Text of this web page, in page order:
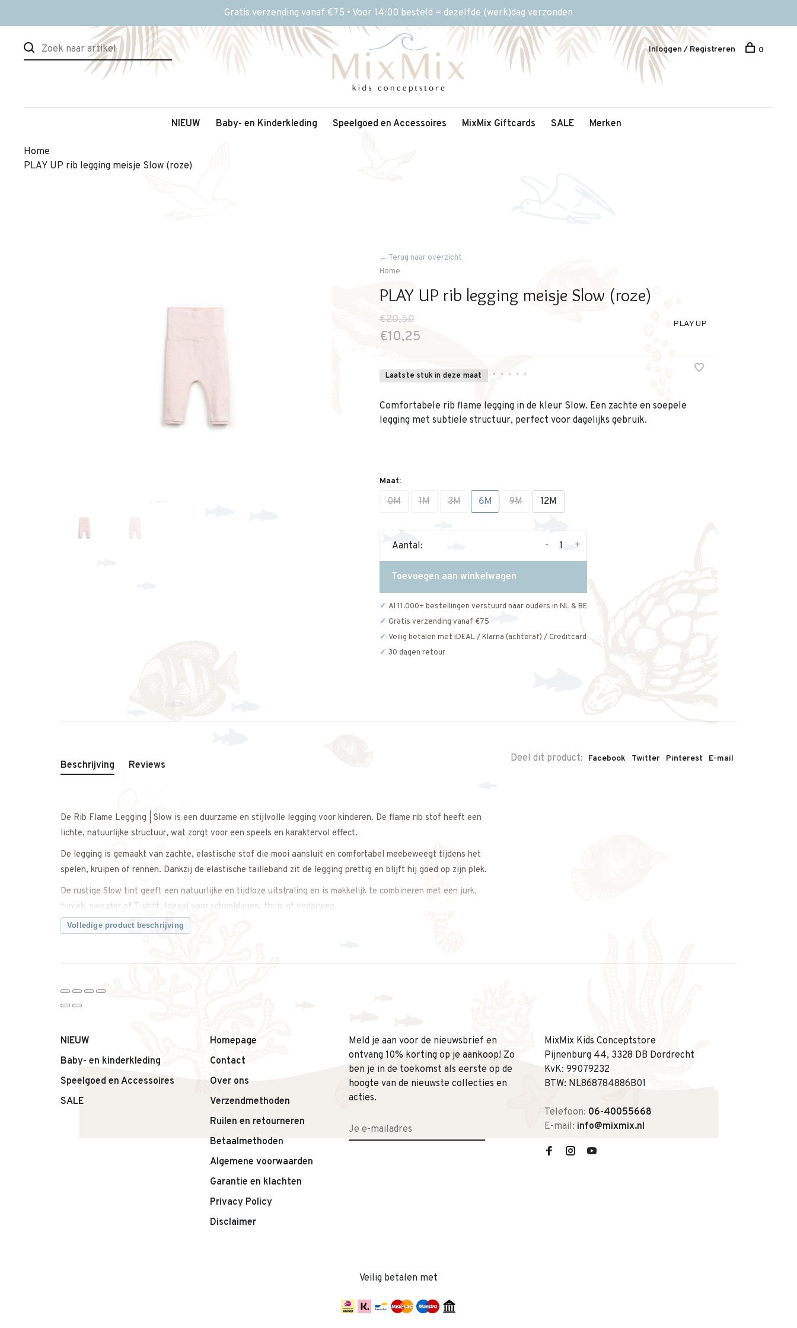
Gratis verzending vanaf €75 • Voor 14:00 besteld = dezelfde (werk)dag verzonden
NIEUW Baby- en Kinderkleding Speelgoed en Accessoires MixMix Giftcards SALE Merken
Inloggen / Registreren 0
Home
PLAY UP rib legging meisje Slow (roze)
← Terug naar overzicht
Home
PLAY UP rib legging meisje Slow (roze)
€20,50
€10,25
PLAY UP
Laatste stuk in deze maat • • • • •
Comfortabele rib flame legging in de kleur Slow. Een zachte en soepele
legging met subtiele structuur, perfect voor dagelijks gebruik.
Maat:
0M 1M 3M 6M 9M 12M
Aantal: +
-
Toevoegen aan winkelwagen
Al 11.000+ bestellingen verstuurd naar ouders in NL & BE
Gratis verzending vanaf €75
Veilig betalen met iDEAL / Klarna (achteraf) / Creditcard
30 dagen retour
Deel dit product: Facebook Twitter Pinterest E-mail
Beschrijving Reviews
De Rib Flame Legging | Slow is een duurzame en stijlvolle legging voor kinderen. De flame rib stof heeft een
lichte, natuurlijke structuur, wat zorgt voor een speels en karaktervol effect.
De legging is gemaakt van zachte, elastische stof die mooi aansluit en comfortabel meebeweegt tijdens het
spelen, kruipen of rennen. Dankzij de elastische tailleband zit de legging prettig en blijft hij goed op zijn plek.
De rustige Slow tint geeft een natuurlijke en tijdloze uitstraling en is makkelijk te combineren met een jurk,
tuniek, sweater of T-shirt. Ideaal voor schooldagen, thuis of onderweg.
Een veelzijdige basic die comfort en stijl perfect samenbrengt.
weet dat je de juiste maat bestelt.
• Rib flame legging
• Comfortabele pasvorm
• Elastische tailleband
• Kleur Slow
• Geschikt voor dagelijks gebruik
• Makkelijk te combineren
Volledige product beschrijving
NIEUW
Baby- en kinderkleding
Speelgoed en Accessoires
SALE
Homepage
Contact
Over ons
Verzendmethoden
Ruilen en retourneren
Betaalmethoden
Algemene voorwaarden
Garantie en klachten
Privacy Policy
Disclaimer
Meld je aan voor de nieuwsbrief en
ontvang 10% korting op je aankoop! Zo
ben je in de toekomst als eerste op de
hoogte van de nieuwste collecties en
acties.
MixMix Kids Conceptstore
Pijnenburg 44, 3328 DB Dordrecht
KvK: 99079232
BTW: NL868784886B01
Telefoon: 06-40055668
E-mail: info@mixmix.nl
Veilig betalen met